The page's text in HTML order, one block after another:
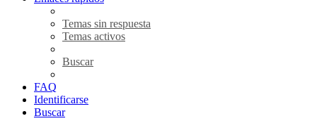
Temas sin respuesta
Temas activos
Buscar
FAQ
Identificarse
Buscar